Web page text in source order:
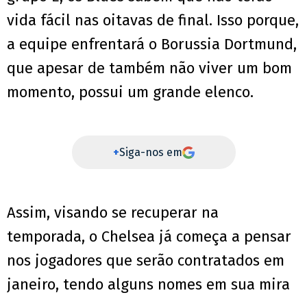
vida fácil nas oitavas de final. Isso porque,
a equipe enfrentará o Borussia Dortmund,
que apesar de também não viver um bom
momento, possui um grande elenco.
+Siga-nos em
Assim, visando se recuperar na
temporada, o Chelsea já começa a pensar
nos jogadores que serão contratados em
janeiro, tendo alguns nomes em sua mira